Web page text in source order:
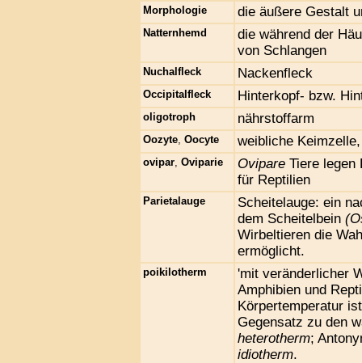
Morphologie die äußere Gestalt
Natternhemd
die während der
von Schlangen
Nuchalfleck Nackenfleck
Occipitalfleck Hinterkopf- bzw.
oligotroph nährstoffarm
Oozyte Oocyte weibliche
ovipar Oviparie Ovipare Tiere
für Reptilien
Parietalauge
Scheitelauge: ein
dem Scheitelbein
Wirbeltieren die
ermöglicht.
poikilotherm
'mit veränderlicher
Amphibien und
Körpertemperatur
Gegensatz zu den
heterotherm;
idiotherm.